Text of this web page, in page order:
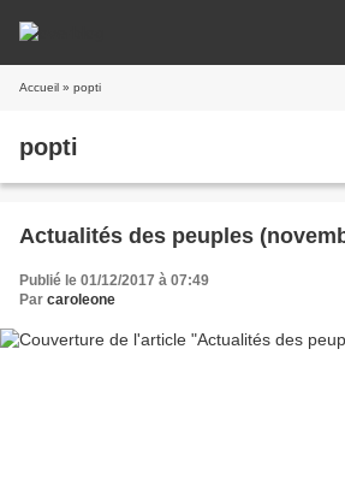
Accueil » popti
popti
Actualités des peuples
Publié le 01/12/2017 à 07:49
Par caroleone